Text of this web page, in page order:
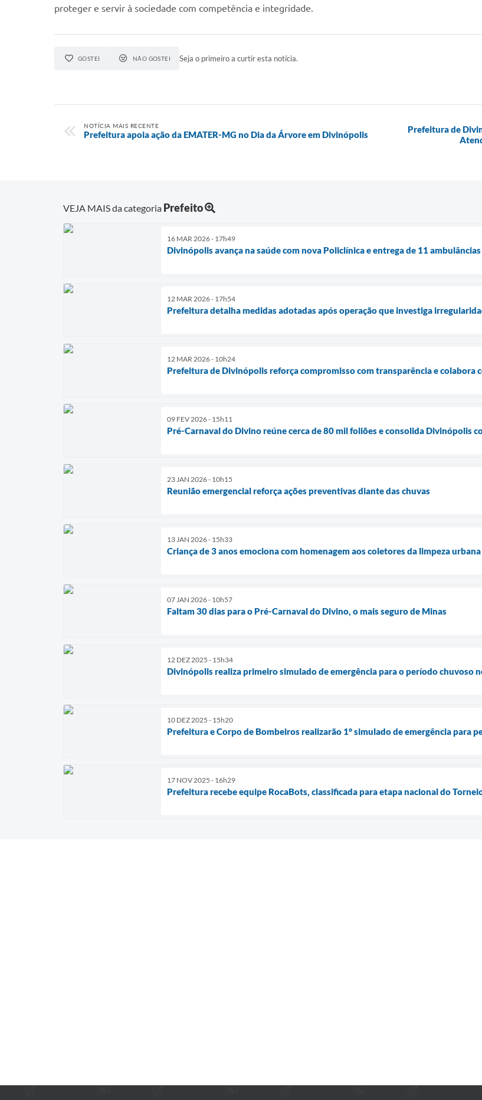
proteger e servir à sociedade com competência e integridade.
GOSTEI NÃO GOSTEI Seja o primeiro a curtir esta notícia.
NOTÍCIA MAIS RECENTE
Prefeitura apoia ação da EMATER-MG no Dia da Árvore em Divinópolis
Prefeitura de
VEJA MAIS da categoria Prefeito
16 MAR 2026 - 17h49
Divinópolis avança na saúde com nova Policlínica e entrega de 11
12 MAR 2026 - 17h54
Prefeitura detalha medidas adotadas após operação que investiga
12 MAR 2026 - 10h24
Prefeitura de Divinópolis reforça compromisso com transparência e colabora
09 FEV 2026 - 15h11
Pré-Carnaval do Divino reúne cerca de 80 mil foliões e consolida Divinópolis
23 JAN 2026 - 10h15
Reunião emergencial reforça ações preventivas diante das chuvas
13 JAN 2026 - 15h33
Criança de 3 anos emociona com homenagem aos coletores da limpeza
07 JAN 2026 - 10h57
Faltam 30 dias para o Pré-Carnaval do Divino, o mais seguro de Minas
12 DEZ 2025 - 15h34
Divinópolis realiza primeiro simulado de emergência para o período chuvoso
10 DEZ 2025 - 15h20
Prefeitura e Corpo de Bombeiros realizarão 1° simulado de emergência para
17 NOV 2025 - 16h29
Prefeitura recebe equipe RocaBots, classificada para etapa nacional do